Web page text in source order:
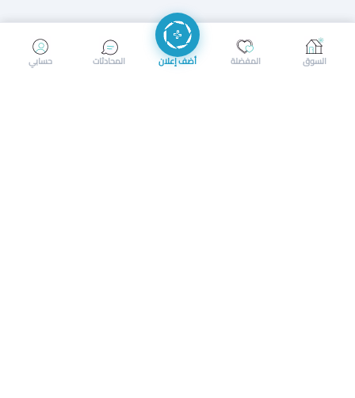
إرسال رسالة إجراء مكالمة
حسابي المحادثات أضف إعلان المفضلة السوق